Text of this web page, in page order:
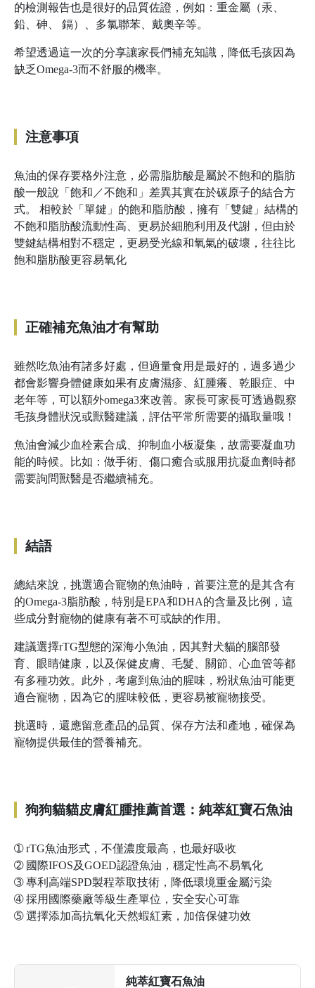
的檢測報告也是很好的品質佐證，例如：重金屬（汞、
鉛、砷、 鎘）、多氯聯苯、戴奧辛等。
希望透過這一次的分享讓家長們補充知識，降低毛孩因為
缺乏Omega-3而不舒服的機率。
注意事項
魚油的保存要格外注意，必需脂肪酸是屬於不飽和的脂肪
酸一般說「飽和／不飽和」差異其實在於碳原子的結合方
式。 相較於「單鍵」的飽和脂肪酸，擁有「雙鍵」結構的
不飽和脂肪酸流動性高、更易於細胞利用及代謝，但由於
雙鍵結構相對不穩定，更易受光線和氧氣的破壞，往往比
飽和脂肪酸更容易氧化
正確補充魚油才有幫助
雖然吃魚油有諸多好處，但適量食用是最好的，過多過少
都會影響身體健康如果有皮膚濕疹、紅腫癢、乾眼症、中
老年等，可以額外omega3來改善。家長可家長可透過觀察
毛孩身體狀況或獸醫建議，評估平常所需要的攝取量哦！
魚油會減少血栓素合成、抑制血小板凝集，故需要凝血功
能的時候。比如：做手術、傷口癒合或服用抗凝血劑時都
需要詢問獸醫是否繼續補充。
結語
總結來說，挑選適合寵物的魚油時，首要注意的是其含有
的Omega-3脂肪酸，特別是EPA和DHA的含量及比例，這
些成分對寵物的健康有著不可或缺的作用。
建議選擇rTG型態的深海小魚油，因其對犬貓的腦部發
育、眼睛健康，以及保健皮膚、毛髮、關節、心血管等都
有多種功效。此外，考慮到魚油的腥味，粉狀魚油可能更
適合寵物，因為它的腥味較低，更容易被寵物接受。
挑選時，還應留意產品的品質、保存方法和產地，確保為
寵物提供最佳的營養補充。
狗狗貓貓皮膚紅腫推薦首選：純萃紅寶石魚油
➀rTG魚油形式，不僅濃度最高，也最好吸收
➁ 國際IFOS及GOED認證魚油，穩定性高不易氧化
➂專利高端SPD製程萃取技術，降低環境重金屬污染
➃採用國際藥廠等級生產單位，安全安心可靠
➄選擇添加高抗氧化天然蝦紅素，加倍保健功效
純萃紅寶石魚油